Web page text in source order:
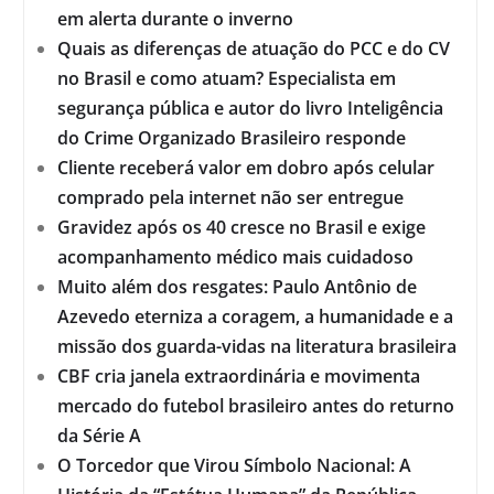
em alerta durante o inverno
Quais as diferenças de atuação do PCC e do CV
no Brasil e como atuam? Especialista em
segurança pública e autor do livro Inteligência
do Crime Organizado Brasileiro responde
Cliente receberá valor em dobro após celular
comprado pela internet não ser entregue
Gravidez após os 40 cresce no Brasil e exige
acompanhamento médico mais cuidadoso
Muito além dos resgates: Paulo Antônio de
Azevedo eterniza a coragem, a humanidade e a
missão dos guarda-vidas na literatura brasileira
CBF cria janela extraordinária e movimenta
mercado do futebol brasileiro antes do returno
da Série A
O Torcedor que Virou Símbolo Nacional: A